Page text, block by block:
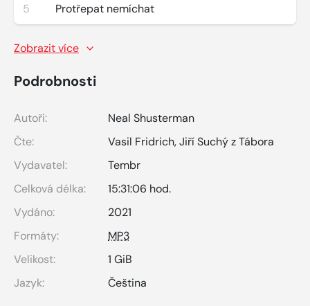
5 Protřepat nemíchat
Zobrazit více
Podrobnosti
Autoři:
Neal Shusterman
Čte:
Vasil Fridrich,Jiří Suchý z Tábora
Vydavatel:
Tembr
Celková délka:
15:31:06 hod.
Vydáno:
2021
Formáty:
MP3
Velikost:
1 GiB
Jazyk:
Čeština